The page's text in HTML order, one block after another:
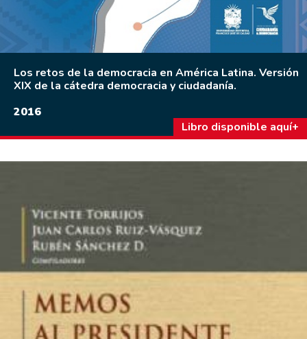
Los retos de la democracia en América Latina. Versión
XIX de la cátedra democracia y ciudadanía.
2016
Libro disponible aquí